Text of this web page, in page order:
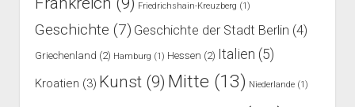
Friedrichshain-Kreuzberg (1)
Geschichte (7) Geschichte der Stadt Berlin (4)
Griechenland (2) Hamburg (1) Hessen (2) Italien (5)
Kroatien (3) Kunst(9) Mitte (13) Niederlande(1)